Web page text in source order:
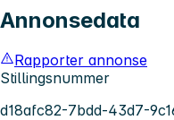
Annonsedata
Rapporter annonse
Stillingsnummer
d18afc82-7bdd-43d7-